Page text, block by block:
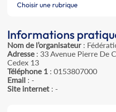
Choisir une rubrique
Informations
Nom de l’organisateur:
Adresse: 33 Avenue Pierre De
Cedex 13
Téléphone 1 : 0153807000
Email : -
Site internet : -